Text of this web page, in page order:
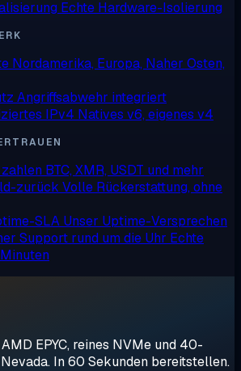
Echte Hardware-Isolierung
Nordamerika, Europa, Naher Osten,
Angriffsabwehr integriert
IPv4 Natives v6, eigenes v4
BTC, XMR, USDT und mehr
zurück Volle Rückerstattung, ohne
SLA Unser Uptime-Versprechen
Support rund um die Uhr Echte
EPYC, reines NVMe und 40-
In 60 Sekunden bereitstellen.